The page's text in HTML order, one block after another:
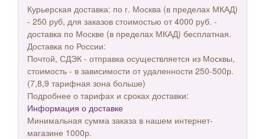
Курьерская доставка: по г. Москва (в пределах МКАД)
- 250 руб, для заказов стоимостью от 4000 руб. -
доставка по Москве (в пределах МКАД) бесплатная.
Доставка по России:
Почтой, СДЭК - отправка осуществляется из Москвы,
стоимость - в зависимости от удаленности 250-500р.
(7,8,9 тарифная зона больше)
Подробнее о тарифах и сроках доставки:
Информация о доставке
Минимальная сумма заказа в нашем интернет-
магазине 1000р.